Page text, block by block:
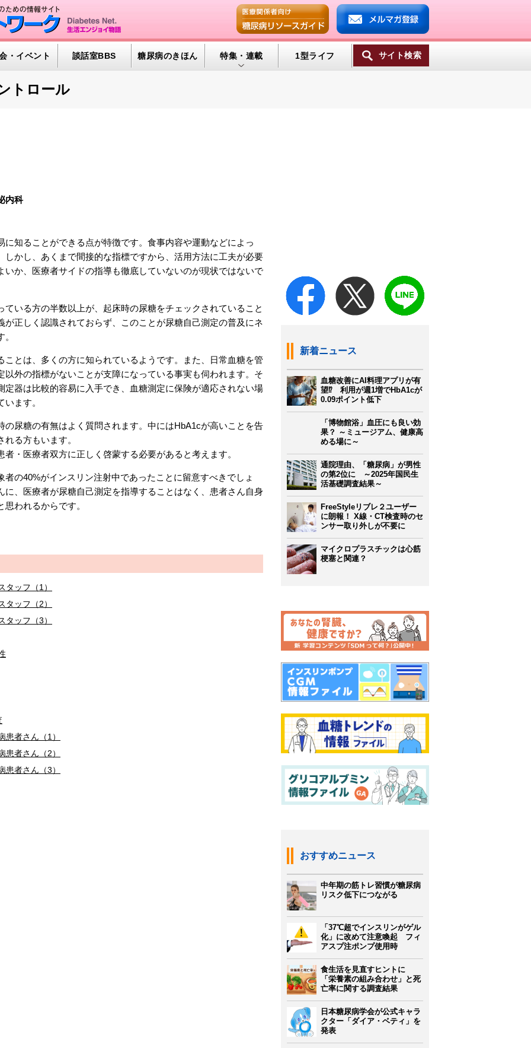
・イベント 談話室BBS 糖尿病のきほん 特集・連載 1型ライフ サイト検索
トロール
内科
知ることができる点が特徴です。食事内容や運動などによっ
かし、あくまで間接的な指標ですから、活用方法に工夫が必要
いか、医療者サイドの指導も徹底していないのが現状ではないで
いる方の半数以上が、起床時の尿糖をチェックされていること
正しく認識されておらず、このことが尿糖自己測定の普及にネ
とは、多くの方に知られているようです。また、日常血糖を管
外の指標がないことが支障になっている事実も伺われます。そ
定器は比較的容易に入手でき、血糖測定に保険が適応されない場
ます。
尿糖の有無はよく質問されます。中にはHbA1cが高いことを告
る方もいます。
・医療者双方に正しく啓蒙する必要があると考えます。
の40%がインスリン注射中であったことに留意すべきでしょ
に、医療者が尿糖自己測定を指導することはなく、患者さん自身
われるからです。
タッフ（1）
タッフ（2）
タッフ（3）
患者さん（1）
患者さん（2）
患者さん（3）
新着ニュース
血糖改善にAI料理アプリが有
望⁉ 利用が週1増でHbA1cが
0.09ポイント低下
「博物館浴」血圧にも良い効
果？ ～ミュージアム、健康高
める場に～
通院理由、「糖尿病」が男性
の第2位に ～2025年国民生
活基礎調査結果～
FreeStyleリブレ２ユーザー
に朗報！ X線・CT検査時のセ
ンサー取り外しが不要に
マイクロプラスチックは心筋
梗塞と関連？
おすすめニュース
中年期の筋トレ習慣が糖尿病
リスク低下につながる
「37℃超でインスリンがゲル
化」に改めて注意喚起 フィ
アスプ注ポンプ使用時
食生活を見直すヒントに
「栄養素の組み合わせ」と死
亡率に関する調査結果
日本糖尿病学会が公式キャラ
クター「ダイア・ベティ」を
発表